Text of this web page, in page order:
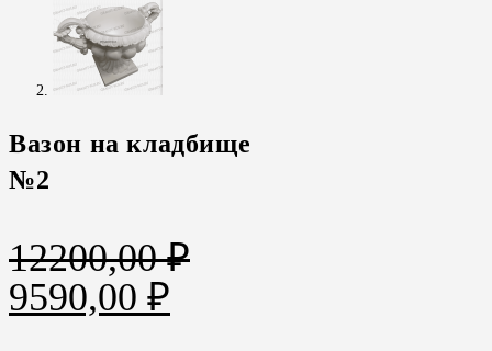
Вазон на кладбище
№2
12200,00₽
Первоначальная
9590,00 ₽